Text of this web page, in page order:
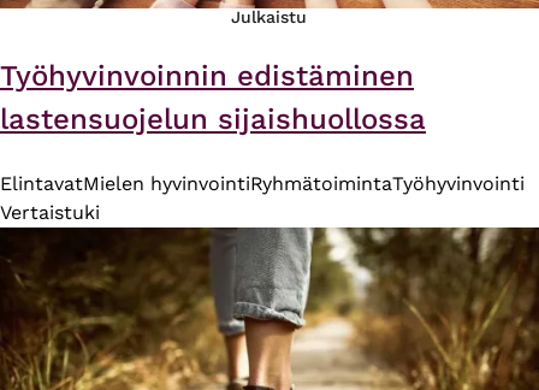
Julkaistu
Työhyvinvoinnin edistäminen
lastensuojelun sijaishuollossa
ElintavatMielen hyvinvointiRyhmätoimintaTyöhyvinvointi
Vertaistuki